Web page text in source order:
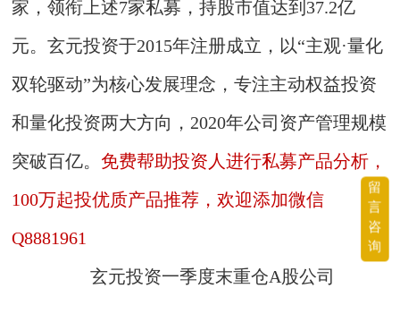
家，领衔上述7家私募，持股市值达到37.2亿
元。玄元投资于2015年注册成立，以“主观·量化
双轮驱动”为核心发展理念，专注主动权益投资
和量化投资两大方向，2020年公司资产管理规模
突破百亿。 免费帮助投资人进行私募产品分析，
100万起投优质产品推荐，欢迎添加微信
Q8881961
玄元投资一季度末重仓A股公司
留
言
咨
询